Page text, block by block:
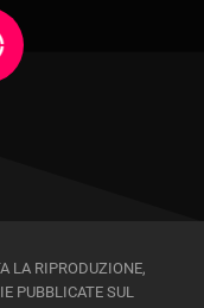
LA RIPRODUZIONE,
PUBBLICATE SUL